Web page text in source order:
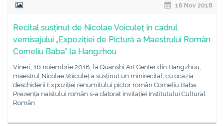
16 Nov 2018
Recital susținut de Nicolae Voiculeț în cadrul
vernisajului „Expoziției de Pictură a Maestrului Român
Corneliu Baba” la Hangzhou
Vineri, 16 noiembrie 2018, la Quanshi Art Center din Hangzhou,
maestrul Nicolae Voiculeț a susținut un minirecital, cu ocazia
deschiderii Expoziției renumitului pictor român Corneliu Baba.
Prezența naistului român s-a datorat invitației Institutului Cultural
Român